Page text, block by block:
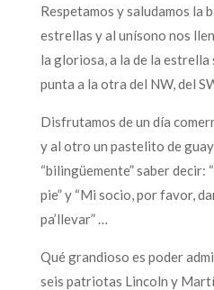
Respetamos y saludamos la
estrellas y al unísono nos
la gloriosa, a la de la
punta a la otra del NW, del
Disfrutamos de un día
y al otro un pastelito de
“bilingüemente” saber decir:
pie” y “Mi socio, por favor,
pa’llevar” …
Qué grandioso es poder
seis patriotas Lincoln y